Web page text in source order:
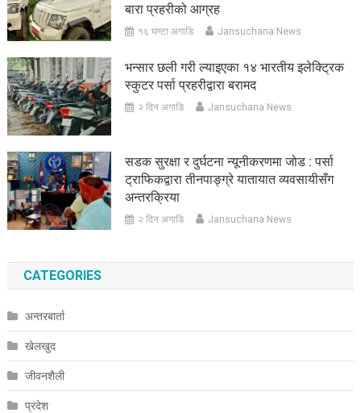
बारा प्रहरीको आग्रह
१६ घण्टा अगाडि Jansuchana News
भन्सार छली गरी ल्याइएका १४ भारतीय इलेक्ट्रिक
स्कुटर पर्सा प्रहरीद्वारा बरामद
२ दिन अगाडि Jansuchana News
सडक सुरक्षा र दुर्घटना न्यूनीकरणमा जोड : पर्सा
ट्राफिकद्वारा तीनपाङ्ग्रे यातायात व्यवसायीसँग
अन्तरक्रिया
२ दिन अगाडि Jansuchana News
CATEGORIES
अन्तरबार्ता
खेलखुद
जीवनशैली
प्रदेश